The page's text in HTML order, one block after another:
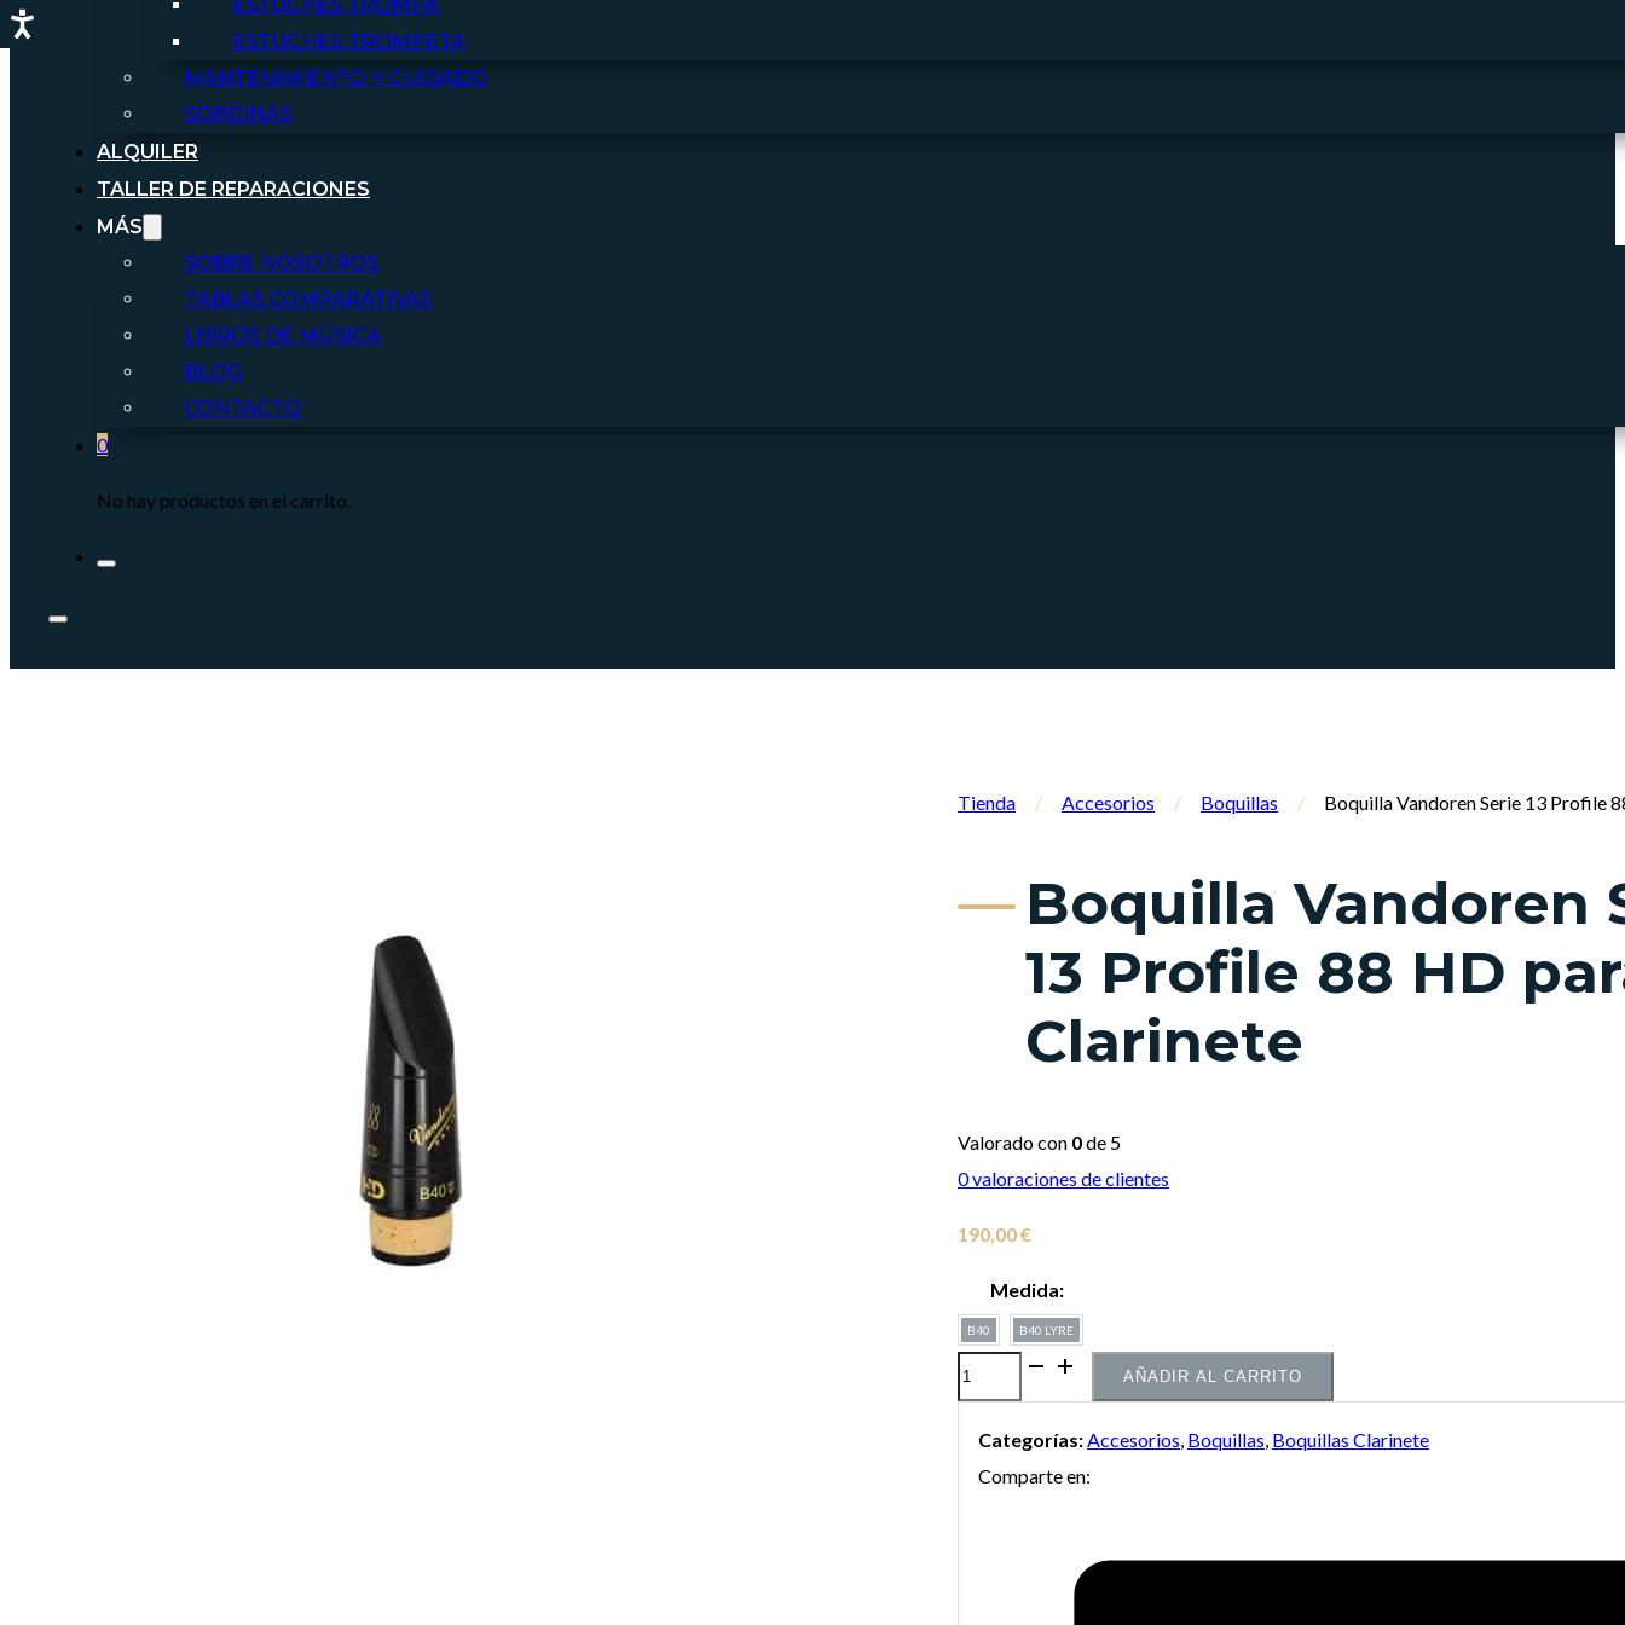
ESTUCHES TROMPA
ESTUCHES TROMPETA
MANTENIMIENTO Y CUIDADO
SORDINAS
ALQUILER
TALLER DE REPARACIONES
MÁS
SOBRE NOSOTROS
TABLAS COMPARATIVAS
LIBROS DE MÚSICA
BLOG
CONTACTO
0
No hay productos en el carrito.
Tienda / Accesorios / Boquillas / Boquilla Vandoren Serie 13 Profile
Boquilla Vandoren
13 Profile 88 HD
Clarinete
Valorado con 0de 5
0valoraciones de clientes
190,00€
Medida:
B40 B40 LYRE
Boquilla
Vandoren
Serie
AÑADIR AL CARRITO
Categorías: Accesorios Boquillas Boquillas Clarinete
Comparte en: